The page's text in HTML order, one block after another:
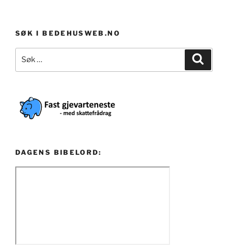
SØK I BEDEHUSWEB.NO
etter:
DAGENS BIBELORD: